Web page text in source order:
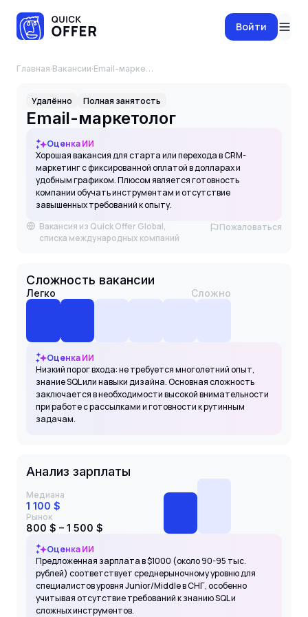
Войти
Главная·Вакансии· Email-маркетолог
Удалённо Полная занятость
Email-маркетолог
Оценка ИИ
Хорошая вакансия для старта или перехода в CRM-
маркетинг с фиксированной оплатой в долларах и
удобным графиком. Плюсом является готовность
компании обучать инструментам и отсутствие
завышенных требований к опыту.
Вакансия из Quick Offer Global,
списка международных компаний
Пожаловаться
Сложность вакансии
Легко Сложно
Оценка ИИ
Низкий порог входа: не требуется многолетний опыт,
знание SQL или навыки дизайна. Основная сложность
заключается в необходимости высокой внимательности
при работе с рассылками и готовности к рутинным
задачам.
Анализ зарплаты
Медиана
1 100 $
Рынок
800 $ – 1 500 $
Оценка ИИ
Предложенная зарплата в $1000 (около 90-95 тыс.
рублей) соответствует среднерыночному уровню для
специалистов уровня Junior/Middle в СНГ, особенно
учитывая отсутствие требований к знанию SQL и
сложных инструментов.